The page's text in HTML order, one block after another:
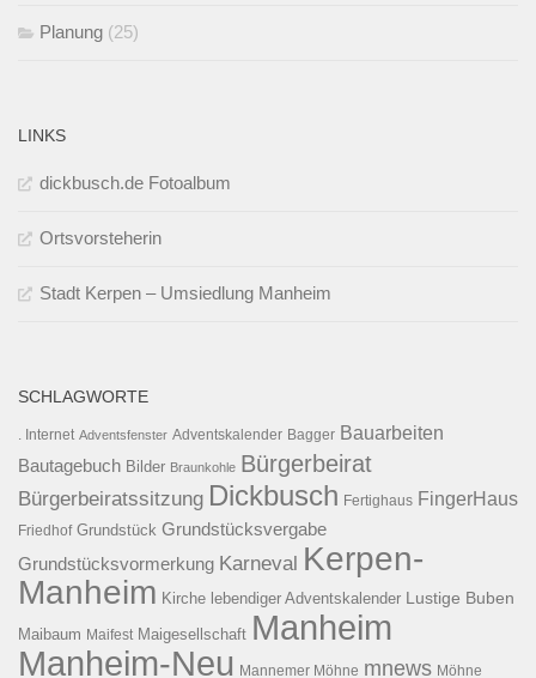
Planung (25)
LINKS
dickbusch.de Fotoalbum
Ortsvorsteherin
Stadt Kerpen – Umsiedlung Manheim
SCHLAGWORTE
. Internet Adventsfenster Adventskalender Bagger Bauarbeiten
Bautagebuch Bilder Braunkohle Bürgerbeirat
Bürgerbeiratssitzung Dickbusch Fertighaus FingerHaus
Friedhof Grundstück Grundstücksvergabe
Grundstücksvormerkung Karneval Kerpen-
Manheim Kirche lebendiger Adventskalender Lustige Buben
Maibaum Maifest Maigesellschaft Manheim
Manheim-Neu Mannemer Möhne mnews Möhne